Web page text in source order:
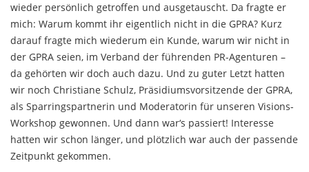
wieder persönlich getroffen und ausgetauscht. Da fragte er
mich: Warum kommt ihr eigentlich nicht in die GPRA? Kurz
darauf fragte mich wiederum ein Kunde, warum wir nicht in
der GPRA seien, im Verband der führenden PR-Agenturen –
da gehörten wir doch auch dazu. Und zu guter Letzt hatten
wir noch Christiane Schulz, Präsidiumsvorsitzende der GPRA,
als Sparringspartnerin und Moderatorin für unseren Visions-
Workshop gewonnen. Und dann war‘s passiert! Interesse
hatten wir schon länger, und plötzlich war auch der passende
Zeitpunkt gekommen.